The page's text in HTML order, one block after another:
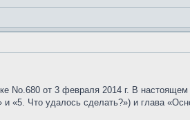
от 3 февраля 2014 г. В
«5. Что удалось сделать?») и глава